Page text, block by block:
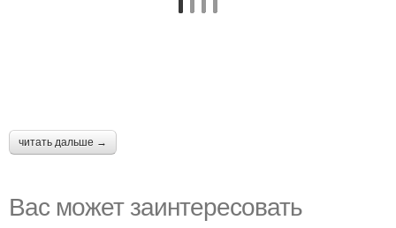
читать дальше →
Вас может заинтересовать